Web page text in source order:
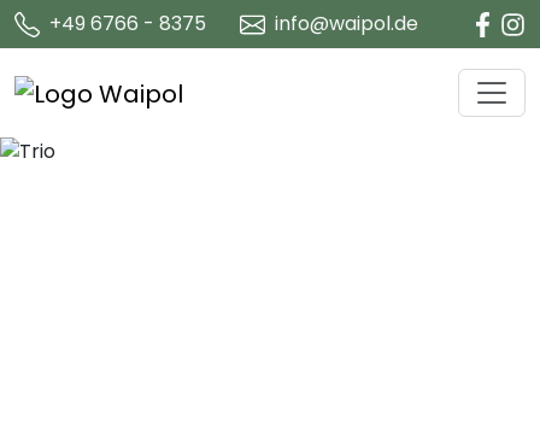
+49 6766 - 8375 info@waipol.de